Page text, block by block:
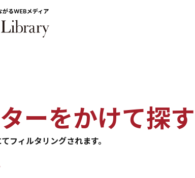
ーをかけて探す
フィルタリングされます。